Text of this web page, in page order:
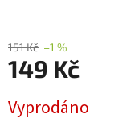
151 Kč –1 %
149 Kč
cena:
Vyprodáno